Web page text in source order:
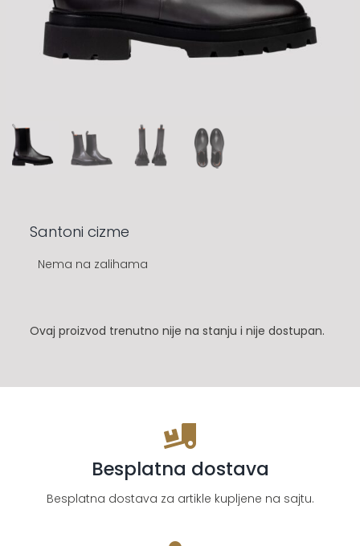
Santoni cizme
Nema na zalihama
Ovaj proizvod trenutno nije na stanju i nije dostupan.
Besplatna dostava
Besplatna dostava za artikle kupljene na sajtu.